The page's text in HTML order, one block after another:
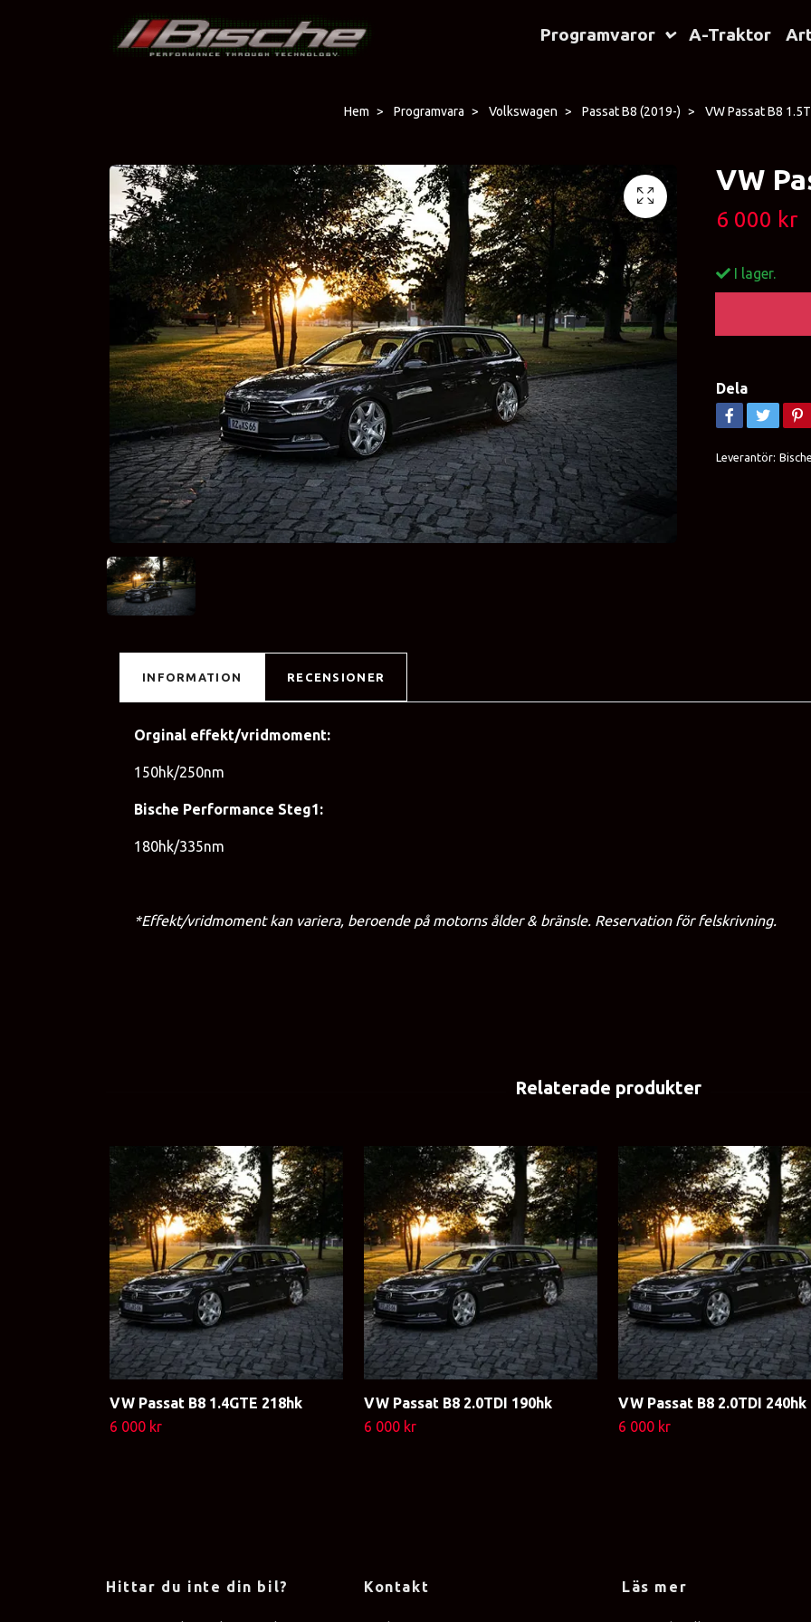
Programvaror A-Traktor
Hem Programvara Volkswagen Passat B8 (2019-) VW Passat B8
VW
6 000 kr
I lager.
Dela
Leverantör:
INFORMATION RECENSIONER
Orginal effekt/vridmoment:
150hk/250nm
Bische Performance Steg1:
180hk/335nm
*Effekt/vridmoment kan variera, beroende på motorns ålder & bränsle. Reservation för felskrivning.
VW Passat B8 1.4GTE 218hk
6 000 kr
VW Passat B8 2.0TDI 190hk
6 000 kr
VW Passat B8 2.0TDI 240hk
6 000 kr
Hittar du inte din bil? Kontakt Läs mer